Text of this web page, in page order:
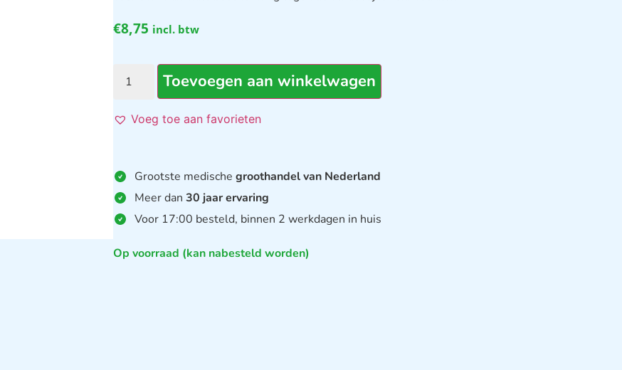
€8,75 incl. btw
Toevoegen aan winkelwagen
Voeg toe aan favorieten
Grootste medischegroothandel van Nederland
Meer dan30 jaar ervaring
Voor 17:00 besteld, binnen 2 werkdagen in huis
Op voorraad (kan nabesteld worden)